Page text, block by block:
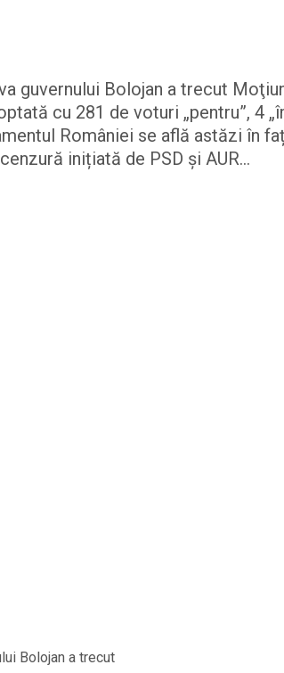
guvernului Bolojan a trecut
cu 281 de voturi „pentru”, 4
României se află astăzi în
inițiată de PSD și AUR...
Bolojan a trecut